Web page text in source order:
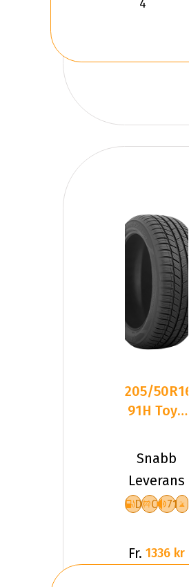
205/50R16
91H Toyo
S954
Friktion
Snabb
Leverans
D C 71
Fr. 1336 kr